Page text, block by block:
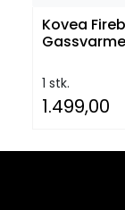
Kovea
1 stk.
1.499,00